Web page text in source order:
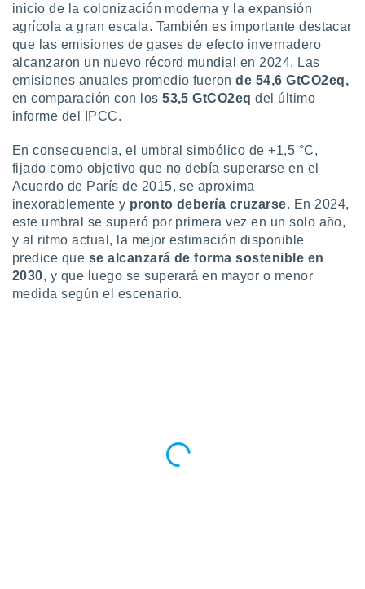
la
contenido
medir el
la
el
del
de
de
de
de
uso de
con el
e
inicio de la colonización moderna y la expansión
agrícola a gran escala. También es importante destacar
que las emisiones de gases de efecto invernadero
alcanzaron un nuevo récord mundial en 2024. Las
emisiones anuales promedio fueronde 54,6 GtCO2eq,
en comparación con los53,5 GtCO2eq del último
informe del IPCC.
En consecuencia, el umbral simbólico de +1,5 °C,
fijado como objetivo que no debía superarse en el
Acuerdo de París de 2015, se aproxima
inexorablemente y pronto debería cruzarse. En 2024,
este umbral se superó por primera vez en un solo año,
y al ritmo actual, la mejor estimación disponible
predice que se alcanzará de forma sostenible en
2030, y que luego se superará en mayor o menor
medida según el escenario.